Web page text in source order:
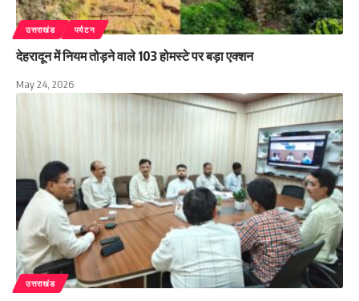
उत्तराखंड पर्यटन
देहरादून में नियम तोड़ने वाले 103 होमस्टे पर बड़ा एक्शन
May 24, 2026
उत्तराखंड